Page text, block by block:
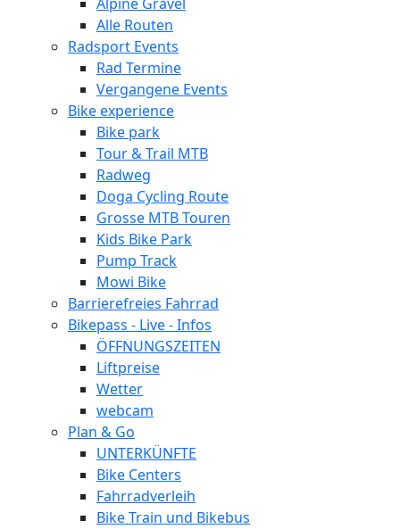
Alle Routen
Radsport Events
Rad Termine
Vergangene Events
Bike experience
Bike park
Tour & Trail MTB
Radweg
Doga Cycling Route
Grosse MTB Touren
Kids Bike Park
Pump Track
Mowi Bike
Barrierefreies Fahrrad
Bikepass - Live - Infos
ÖFFNUNGSZEITEN
Liftpreise
Wetter
webcam
Plan & Go
UNTERKÜNFTE
Bike Centers
Fahrradverleih
Bike Train und Bikebus